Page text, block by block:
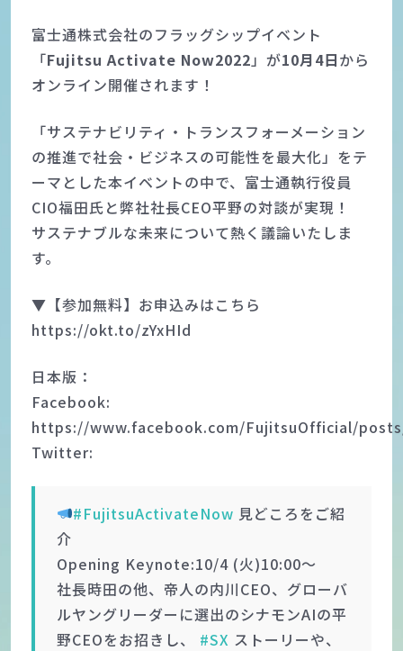
富士通株式会社のフラッグシップイベント
「Fujitsu Activate Now2022 」が10月4日から
オンライン開催されます！
「サステナビリティ・トランスフォーメーション
の推進で社会・ビジネスの可能性を最大化」をテ
ーマとした本イベントの中で、富士通執行役員
CIO福田氏と弊社社長CEO平野の対談が実現！
サステナブルな未来について熱く議論いたしま
す。
▼【参加無料】お申込みはこちら
https://okt.to/zYxHId
日本版：
Facebook:
https://www.facebook.com/FujitsuOfficial/
Twitter:
#FujitsuActivateNow 見どころをご紹
介
Opening Keynote:10/4 (火)10:00～
社長時田の他、帝人の内川CEO、グローバ
ルヤングリーダーに選出のシナモンAIの平
野CEOをお招きし、 #SX ストーリーや、